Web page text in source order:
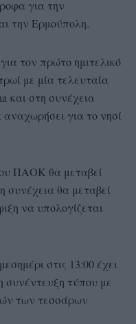
για την
την Ερμούπολη.
τον πρώτο ημιτελικό
με μία τελευταία
και στη συνέχεια
για το νησί
ΠΑΟΚ θα μεταβεί
συνέχεια θα μεταβεί
να υπολογίζεται
στις 13:00 έχει
συνέντευξη τύπου με
των τεσσάρων